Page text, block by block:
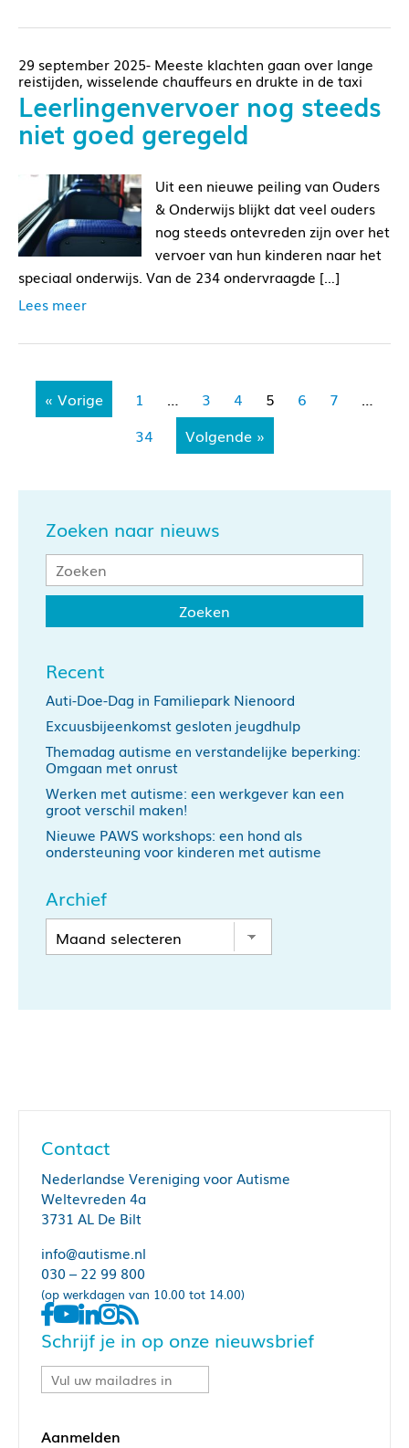
29 september 2025- Meeste klachten gaan over lange
reistijden, wisselende chauffeurs en drukte in de taxi
Leerlingenvervoer nog steeds
niet goed geregeld
Uit een nieuwe peiling van Ouders
& Onderwijs blijkt dat veel ouders
nog steeds ontevreden zijn over het
vervoer van hun kinderen naar het
speciaal onderwijs. Van de 234 ondervraagde […]
Lees meer
« Vorige 1 … 3 4 5 6 7
…
34
Volgende »
Zoeken naar nieuws
Recent
Auti-Doe-Dag in Familiepark Nienoord
Excuusbijeenkomst gesloten jeugdhulp
Themadag autisme en verstandelijke beperking:
Omgaan met onrust
Werken met autisme: een werkgever kan een
groot verschil maken!
Nieuwe PAWS workshops: een hond als
ondersteuning voor kinderen met autisme
Archief
Contact
Nederlandse Vereniging voor Autisme
Weltevreden 4a
3731 AL De Bilt
info@autisme.nl
030 – 22 99 800
(op werkdagen van 10.00 tot 14.00)
Schrijf je in op onze nieuwsbrief